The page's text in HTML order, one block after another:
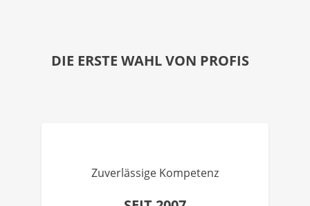
DIE ERSTE WAHL VON PROFIS
Zuverlässige Kompetenz